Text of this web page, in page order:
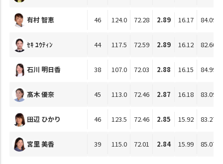
有村 智恵 46 124.0 72.28 2.89 16.17 84.09
ｾｷ ﾕｳﾃｨﾝ 44 117.5 72.59 2.89 16.12 82.60
石川 明日香 38 107.0 72.03 2.88 16.15 84.99
髙木 優奈 45 113.0 72.46 2.87 16.18 83.09
田辺 ひかり 46 123.5 72.46 2.85 15.92 83.27
宮里 美香 39 115.0 72.01 2.84 15.99 85.07